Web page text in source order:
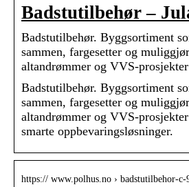
Badstutilbehør –
Badstutilbehør. Byggsortiment
sammen, fargesetter og
altandrømmer og VVS-
Badstutilbehør. Byggsortiment
sammen, fargesetter og
altandrømmer og VVS-
smarte oppbevaringsløsninger.
https:// www.polhus.no › badstutilbehor-c-